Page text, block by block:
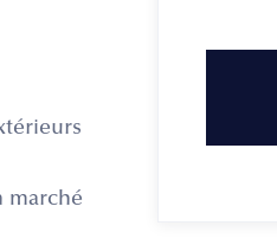
marché